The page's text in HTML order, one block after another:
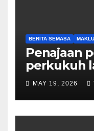
BERITA SEMASA
Penajaan
perkukuh
Sarawak
Sarjana,
MAY 19, 2026